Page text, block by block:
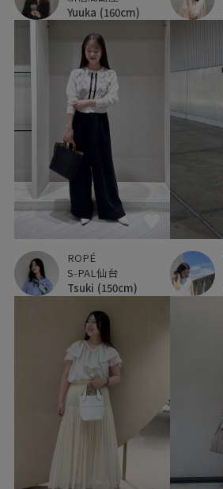
Yuuka (160cm)
ROPÉ
S-PAL仙台
Tsuki (150cm)